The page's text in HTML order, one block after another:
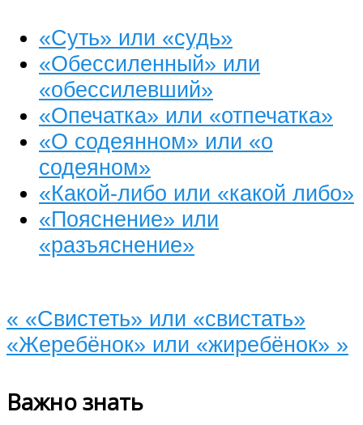
«Суть» или «судь»
«Обессиленный» или
«обессилевший»
«Опечатка» или «отпечатка»
«О содеянном» или «о
содеяном»
«Какой-либо или «какой либо»
«Пояснение» или
«разъяснение»
« «Свистеть» или «свистать»
«Жеребёнок» или «жиребёнок» »
Важно знать